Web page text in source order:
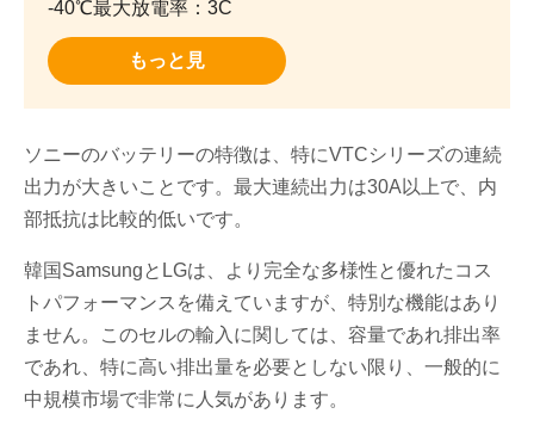
-40℃最大放電率：3C
もっと見
ソニーのバッテリーの特徴は、特にVTCシリーズの連続
出力が大きいことです。最大連続出力は30A以上で、内
部抵抗は比較的低いです。
韓国SamsungとLGは、より完全な多様性と優れたコス
トパフォーマンスを備えていますが、特別な機能はあり
ません。このセルの輸入に関しては、容量であれ排出率
であれ、特に高い排出量を必要としない限り、一般的に
中規模市場で非常に人気があります。